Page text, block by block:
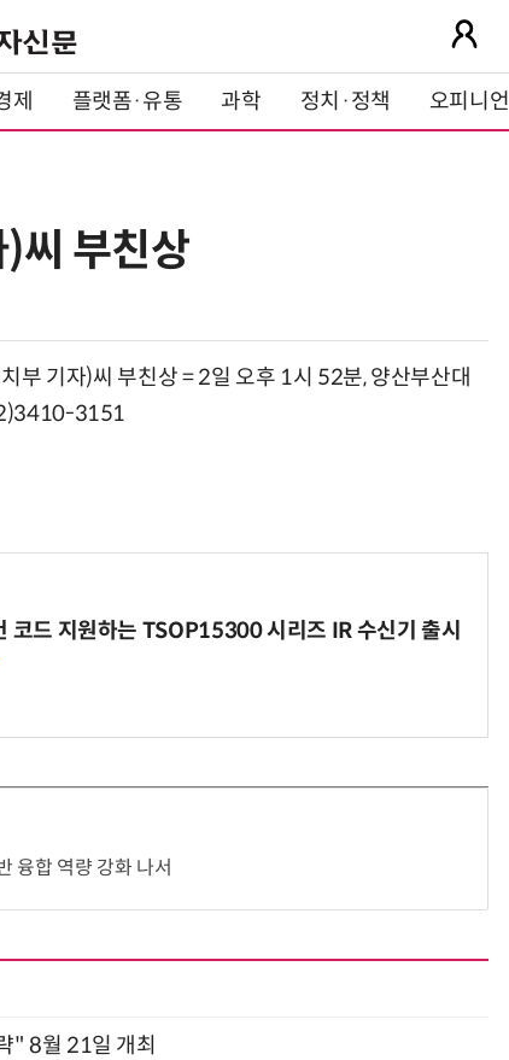
제 플랫폼·유통 과학 정치·정책 오피니언
씨 부친상
부 기자)씨 부친상 = 2일 오후 1시 52분, 양산부산대
3151
코드 지원하는 TSOP15300 시리즈 IR 수신기 출시
융합 역량 강화 나서
" 8월 21일 개최